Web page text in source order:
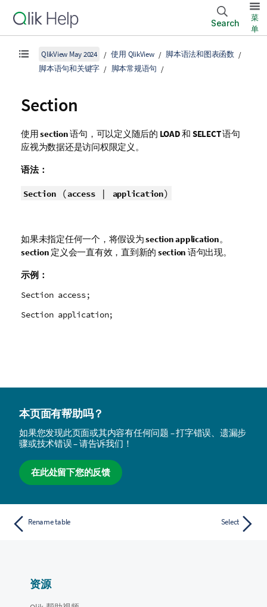
Search
菜
单
QlikView May 2024 使用 QlikView
脚本语法和图表函数
脚本语句和关键字
脚本常规语句
Section
使用section语句，可以定义随后的 LOAD和 SELECT语句
应视为数据还是访问权限定义。
语法：
Section(access| application)
如果未指定任何一个，将假设为section application。
section 定义会一直有效，直到新的 section 语句出现。
示例：
Section access;
Section application;
本页面有帮助吗？
如果您发现此页面或其内容有任何问题 – 打字错误、遗漏步
骤或技术错误 – 请告诉我们！
在此处留下您的反馈
Rename table Select
资源